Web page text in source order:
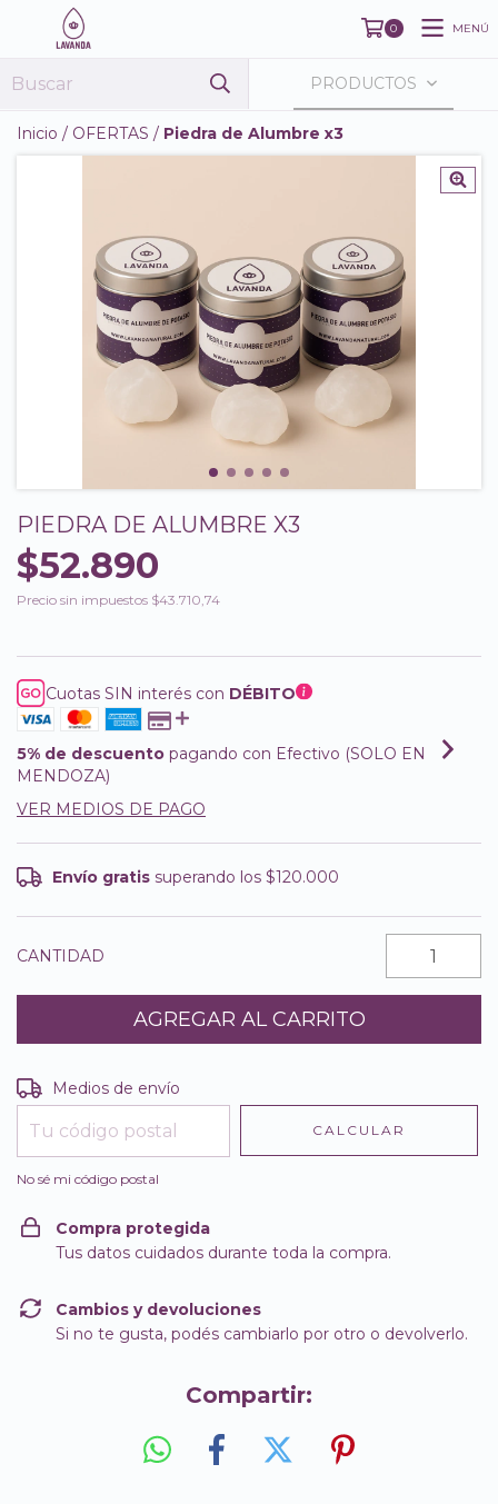
0 MENÚ
PRODUCTOS
Inicio / OFERTAS / Piedra de Alumbre x3
PIEDRA DE ALUMBRE X3
$52.890
Precio sin impuestos $43.710,74
Cuotas SIN interés con DÉBITO
5% de descuento pagando con Efectivo (SOLO EN
MENDOZA)
VER MEDIOS DE PAGO
Envío gratis superando los$120.000
CANTIDAD
Entregas para el CP:
Medios de envío
CALCULAR
No sé mi código postal
Compra protegida
Tus datos cuidados durante toda la compra.
Cambios y devoluciones
Si no te gusta, podés cambiarlo por otro o devolverlo.
Compartir: